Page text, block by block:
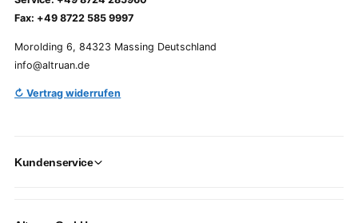
Fax: +49 8722 585 9997
Morolding 6, 84323 Massing Deutschland
info@altruan.de
↻ Vertrag widerrufen
Kundenservice